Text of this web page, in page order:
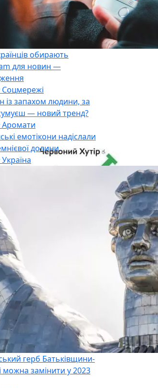
обирають
для новин —
Соцмережі
із запахом людини, за
— новий тренд?
Аромати
емотікони надіслали
долини
герб Батьківщини-
можна замінити у 2023